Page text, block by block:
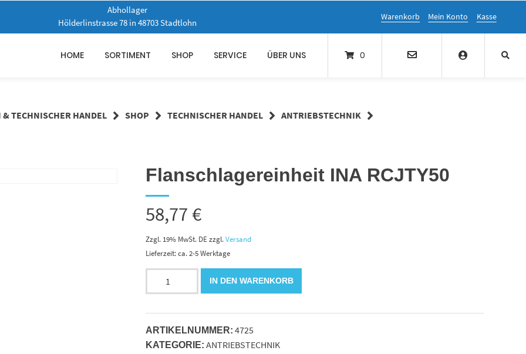
Abhollager
Hölderlinstrasse 78 in 48703 Stadtlohn
Warenkorb Mein Konto Kasse
HOME SORTIMENT SHOP SERVICE ÜBER UNS 0
TECHNISCHER HANDEL SHOP TECHNISCHER HANDEL
ANTRIEBSTECHNIK
Flanschlagereinheit INA RCJTY50
58,77€
Zzgl. 19% MwSt. DE zzgl.Versand
Lieferzeit: ca. 2-5 Werktage
Menge
IN DEN WARENKORB
ARTIKELNUMMER: 4725
KATEGORIE: ANTRIEBSTECHNIK